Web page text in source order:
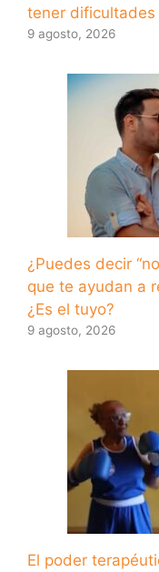
tener
9 agosto, 2026
¿Puedes decir
que te ayudan a
¿Es el tuyo?
9 agosto, 2026
El poder